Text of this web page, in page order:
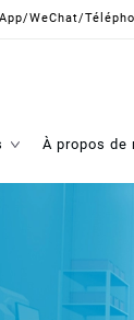
WeChat/
À propos de